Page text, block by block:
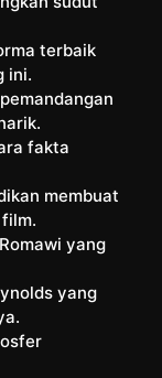
terbaik
ini.
fakta
membuat
yang
yang